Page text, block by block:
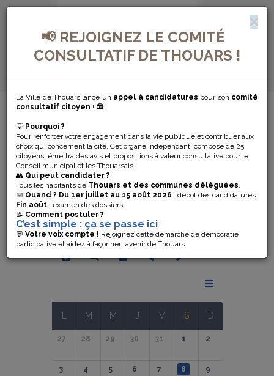
📢 REJOIGNEZ LE COMITÉ
CONSULTATIF DE THOUARS !
La Ville de Thouars lance un appel à candidatures pour son comité
consultatif citoyen ! 🏛️
💡 Pourquoi ?
Pour renforcer votre engagement dans la vie publique et contribuer aux
choix qui concernent la cité. Cet organe indépendant, composé de 25
citoyens, émettra des avis et propositions à valeur consultative pour le
Conseil municipal et les Thouarsais.
👥 Qui peut candidater ?
Tous les habitants de Thouars et des communes déléguées.
📅 Quand ? Du 1er juillet au 15 août 2026 : dépôt des candidatures.
Fin août : examen des dossiers.
📝 Comment postuler ?
C’est simple : ça se passe ici
💬 Votre voix compte ! Rejoignez cette démarche de démocratie
participative et aidez à façonner l’avenir de Thouars.
MENU DE NAVIGATION...
AGENDA
SPORTS
Rechercher un événement
Août 2026
M M J V S D
27 28 29 30 31 1 2
3 4 5 6 7 8 9